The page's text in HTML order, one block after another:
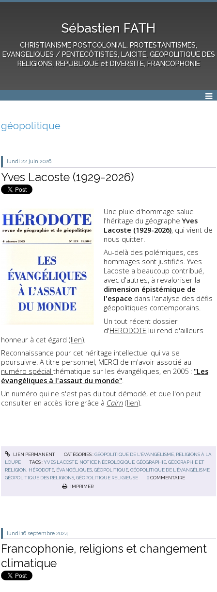
Sébastien FATH
CHRISTIANISME POSTCOLONIAL, PROTESTANTISMES,
EVANGELIQUES / PENTECÔTISTES, LAICITE, GEOPOLITIQUE DES
RELIGIONS, REPUBLIQUE et DIVERSITE, FRANCOPHONIE
géopolitique
lundi 22 juin 2026
Yves Lacoste (1929-2026)
Une pluie d'hommage salue
l'héritage du géographe Yves
Lacoste (1929-2026), qui vient de
nous quitter.
Au-delà des polémiques, ces
hommages sont justifiés. Yves
Lacoste a beaucoup contribué,
avec d'autres, à revaloriser la
dimension épistémique de
l'espace dans l'analyse des défis
géopolitiques contemporains.
Un tout récent dossier
d'HERODOTE lui rend d'ailleurs
honneur à cet égard (lien).
Reconnaissance pour cet héritage intellectuel qui va se
poursuivre. A titre personnel, MERCI de m'avoir associé au
numéro spécial thématique sur les évangéliques, en 2005 : "Les
évangéliques à l'assaut du monde"
Un numéro qui ne s'est pas du tout démodé, et que l'on peut
consulter en accès libre grâce à Cairn (lien).
LIEN PERMANENT CATÉGORIES :GÉOPOLITIQUE DE L'ÉVANGÉLISME, RELIGIONS À LA
LOUPE
TAGS :YVES LACOSTE NOTICE NÉCROLOGIQUE ,GÉOGRAPHIE ,GÉOGRAPHIE ET
RELIGION HÉRODOTE ÉVANGÉLIQUES ,GÉOPOLITIQUE ,GÉOPOLITIQUE DE L'ÉVANGÉLISME
GÉOPOLITIQUE DES RELIGIONS ,GÉOPOLITIQUE RELIGIEUSE 0 COMMENTAIRE
IMPRIMER
lundi 16 septembre 2024
Francophonie, religions et changement
climatique